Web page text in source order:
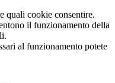
quali cookie consentire.
il funzionamento della
al funzionamento potete